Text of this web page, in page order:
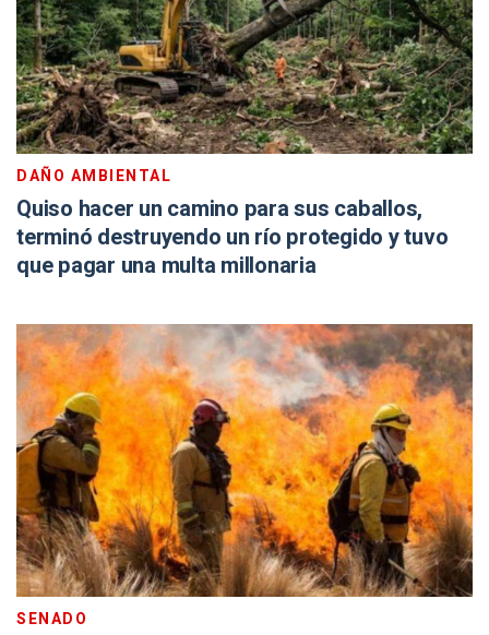
DAÑO AMBIENTAL
Quiso hacer un camino para sus caballos,
terminó destruyendo un río protegido y tuvo
que pagar una multa millonaria
SENADO